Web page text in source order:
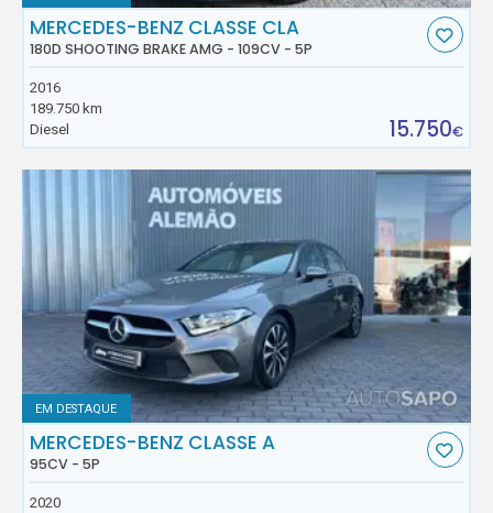
MERCEDES-BENZ CLASSE CLA
180D SHOOTING BRAKE AMG - 109CV - 5P
2016
189.750 km
Diesel
15.750€
EM DESTAQUE
MERCEDES-BENZ CLASSE A
95CV - 5P
2020